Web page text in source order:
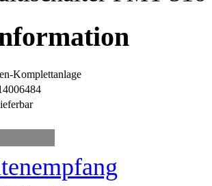
Komplettanlage